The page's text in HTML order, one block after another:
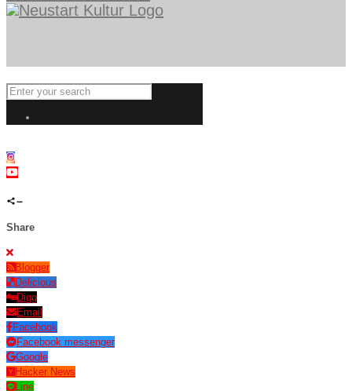
Share
Blogger
Delicious
Digg
Email
Facebook
Facebook messenger
Google
Hacker News
Line